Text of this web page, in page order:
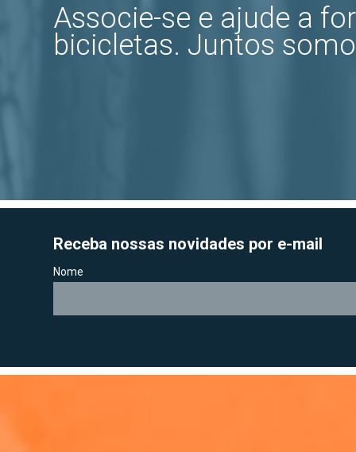
Associe-se e ajude a
bicicletas. Juntos
Receba nossas novidades por e-mail
Nome